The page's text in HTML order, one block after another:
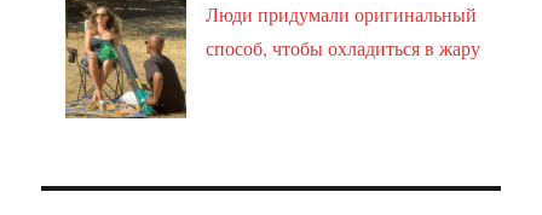
Люди придумали оригинальный
способ, чтобы охладиться в жару